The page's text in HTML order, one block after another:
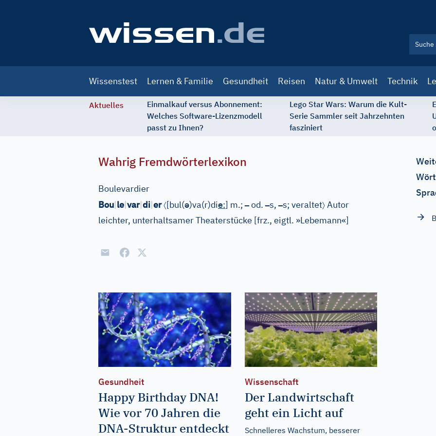
navigation
Wissenstest Lernen & Familie Gesundheit Reisen Natur & Umwelt Technik
Aktuelles
Einmalkauf versus Abonnement:
Welches Software-Lizenzmodell
passt zu Ihnen?
Lego Star Wars: Warum die Kult-
Serie Sammler seit Jahrzehnten
fasziniert
Wahrig Fremdwörterlexikon
Boulevardier
Bou|le|var|di|er〈[bul(ə)va(r)die:] m.;–od.–s,–s; veraltet〉Autor
leichter, unterhaltsamer Theaterstücke [frz., eigtl. »Lebemann«]
Gesundheit
Happy Birthday DNA!
Wie vor 70 Jahren die
DNA-Struktur entdeckt
Wissenschaft
Der Landwirtschaft
geht ein Licht auf
Schnelleres Wachstum, besserer